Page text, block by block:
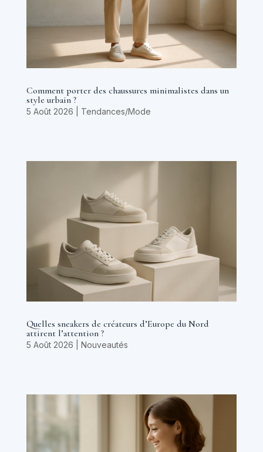
Comment porter des chaussures minimalistes dans un
style urbain ?
5 Août 2026 Tendances/Mode
Quelles sneakers de créateurs d’Europe du Nord
attirent l’attention ?
5 Août 2026 Nouveautés